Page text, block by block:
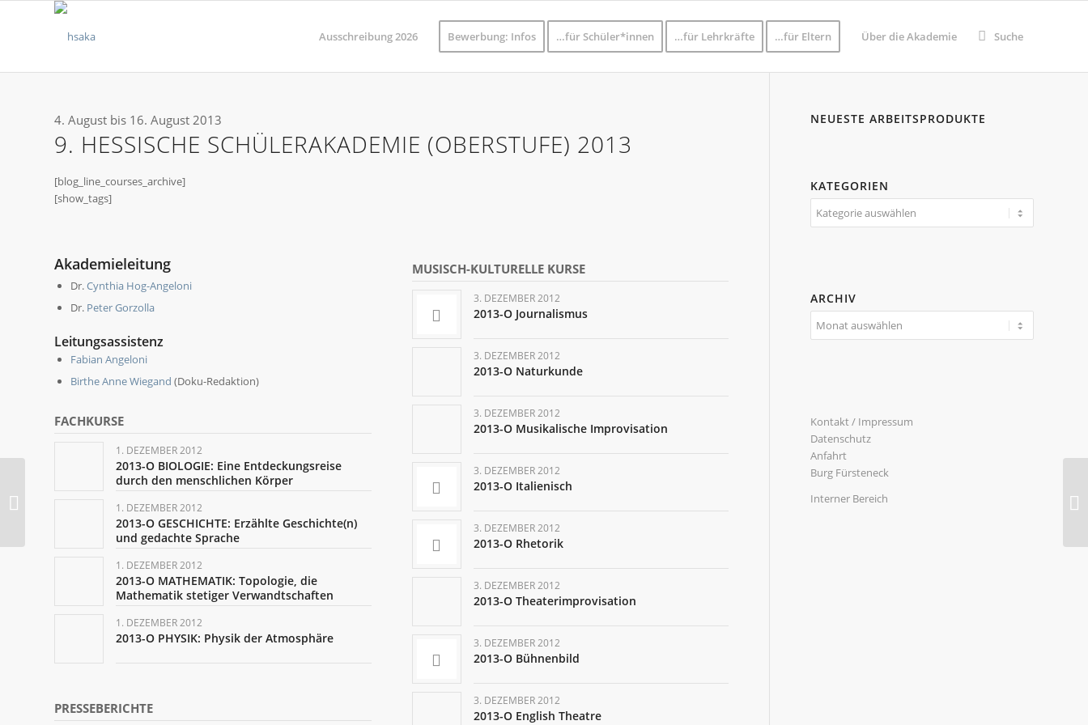
Ausschreibung 2026 Bewerbung: Infos …für Schüler*innen …für Lehrkräfte …für Eltern Über die Akademie Suche
4. August bis 16. August 2013
9. HESSISCHE SCHÜLERAKADEMIE (OBERSTUFE) 2013
[blog_line_courses_archive]
[show_tags]
Akademieleitung
Dr.Cynthia Hog-Angeloni
Dr. Peter Gorzolla
Leitungsassistenz
Fabian Angeloni
Birthe Anne Wiegand (Doku-Redaktion)
FACHKURSE
1. DEZEMBER 2012
2013-O BIOLOGIE: Eine Entdeckungsreise
durch den menschlichen Körper
1. DEZEMBER 2012
2013-O GESCHICHTE: Erzählte Geschichte(n)
und gedachte Sprache
1. DEZEMBER 2012
2013-O MATHEMATIK: Topologie, die
Mathematik stetiger Verwandtschaften
1. DEZEMBER 2012
2013-O PHYSIK: Physik der Atmosphäre
PRESSEBERICHTE
MUSISCH-KULTURELLE KURSE
3. DEZEMBER 2012
2013-O Journalismus
3. DEZEMBER 2012
2013-O Naturkunde
3. DEZEMBER 2012
2013-O Musikalische Improvisation
3. DEZEMBER 2012
2013-O Italienisch
3. DEZEMBER 2012
2013-O Rhetorik
3. DEZEMBER 2012
2013-O Theaterimprovisation
3. DEZEMBER 2012
2013-O Bühnenbild
3. DEZEMBER 2012
2013-O English Theatre
NEUESTE ARBEITSPRODUKTE
KATEGORIEN
Kategorien
ARCHIV
Kontakt / Impressum
Datenschutz
Anfahrt
Burg Fürsteneck
Interner Bereich
Faulenzen (Hünfelder
Zeitung 17.08.2012)